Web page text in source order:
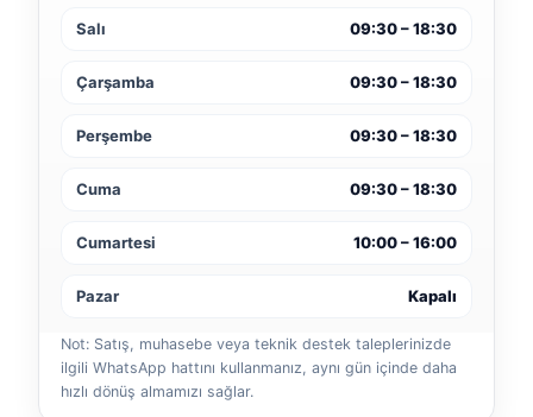
Salı 09:30 – 18:30
Çarşamba 09:30 – 18:30
Perşembe 09:30 – 18:30
Cuma 09:30 – 18:30
Cumartesi 10:00 – 16:00
Pazar Kapalı
Not: Satış, muhasebe veya teknik destek taleplerinizde
ilgili WhatsApp hattını kullanmanız, aynı gün içinde daha
hızlı dönüş almamızı sağlar.